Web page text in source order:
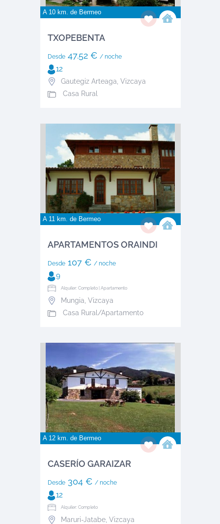
A 10 km. de Bermeo
TXOPEBENTA
Desde47.52 € / noche
12
Gautegiz Arteaga Vizcaya
Casa Rural
A 11 km. de Bermeo
APARTAMENTOS ORAINDI
Desde107 € / noche
9
Alquiler: Completo | Apartamento
Mungia Vizcaya
Casa Rural/Apartamento
A 12 km. de Bermeo
CASERÍO GARAIZAR
Desde304 € / noche
12
Alquiler: Completo
Maruri-Jatabe, Vizcaya